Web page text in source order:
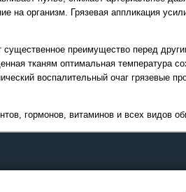
Россиия - все экскурсии в
онлайн модуле
на организм. Грязевая аппликация
преимущество перед
тканям оптимальная температура
воспалительный очаг грязевые
гормонов, витаминов и всех видов